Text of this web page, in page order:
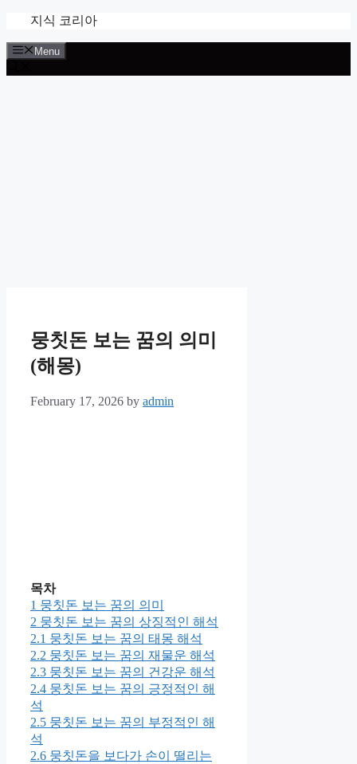
content
지식 코리아
Menu
뭉칫돈 보는 꿈의 의미
(해몽)
February 17, 2026 by admin
목차
1 뭉칫돈 보는 꿈의 의미
2 뭉칫돈 보는 꿈의 상징적인 해석
2.1 뭉칫돈 보는 꿈의 태몽 해석
2.2 뭉칫돈 보는 꿈의 재물운 해석
2.3 뭉칫돈 보는 꿈의 건강운 해석
2.4 뭉칫돈 보는 꿈의 긍정적인 해
석
2.5 뭉칫돈 보는 꿈의 부정적인 해
석
2.6 뭉칫돈을 보다가 손이 떨리는